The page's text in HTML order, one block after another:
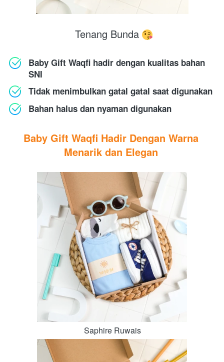
Tenang Bunda
Baby Gift Waqfi hadir dengan kualitas bahan
SNI
Tidak menimbulkan gatal gatal saat digunakan
Bahan halus dan nyaman digunakan
Baby Gift Waqfi Hadir Dengan Warna
Menarik dan Elegan
Saphire Ruwais